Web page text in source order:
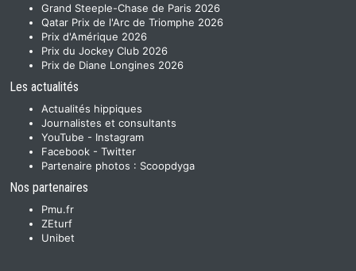
Grand Steeple-Chase de Paris 2026
Qatar Prix de l'Arc de Triomphe 2026
Prix d'Amérique 2026
Prix du Jockey Club 2026
Prix de Diane Longines 2026
Les actualités
Actualités hippiques
Journalistes et consultants
YouTube - Instagram
Facebook - Twitter
Partenaire photos : Scoopdyga
Nos partenaires
Pmu.fr
ZEturf
Unibet